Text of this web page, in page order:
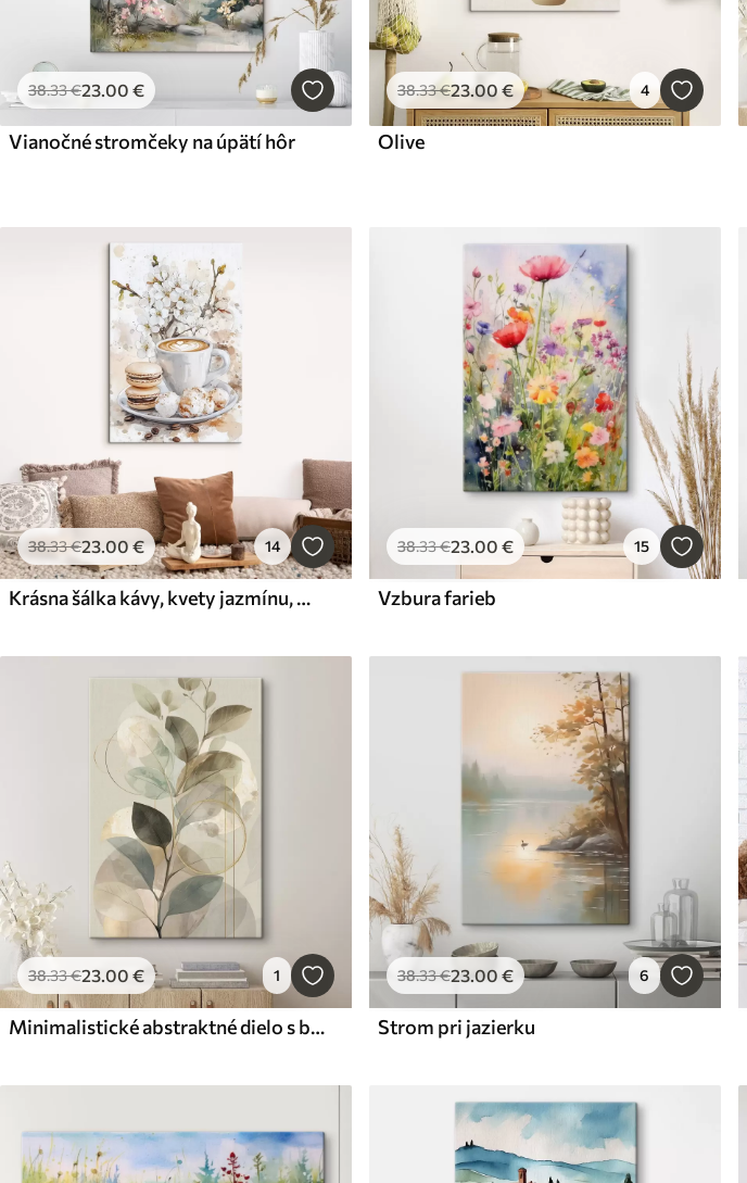
38.33€23 .00 €
Vianočné stromčeky na úpätí hôr
38.33€23.00 € 4
Olive
38.33€23.00 € 14
Krásna šálka kávy, kvety jazmínu, makrónky, jemné akvarelové farby
38.33€23.00 € 15
Vzbura farieb
38.33€23.00 € 1
Minimalistické abstraktné dielo s botanickou tematikou, elegantná olivová ratolesť s jemnými šalviovo zelenými a teplými béžovými listami
38.33€23.00 € 6
Strom pri jazierku